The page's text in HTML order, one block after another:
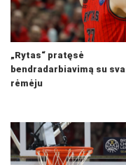
„Rytas“ pratęsė
bendradarbiavimą su
rėmėju